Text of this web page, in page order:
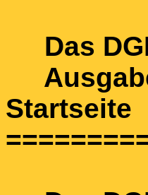
Das
Startseite